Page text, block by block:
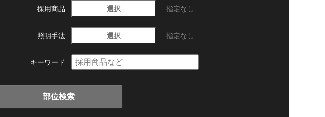
採用商品 選択 指定なし
照明手法 選択 指定なし
キーワード
部位検索